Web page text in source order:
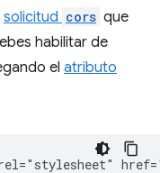
solicitud cors que
habilitar de
el atributo